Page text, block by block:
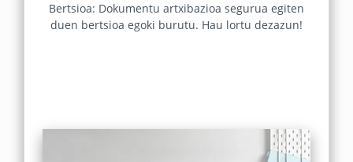
Bertsioa: Dokumentu artxibazioa segurua egiten
duen bertsioa egoki burutu. Hau lortu dezazun!